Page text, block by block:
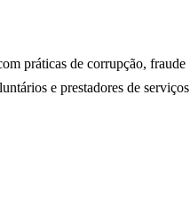
práticas de corrupção, fraude
e prestadores de serviços